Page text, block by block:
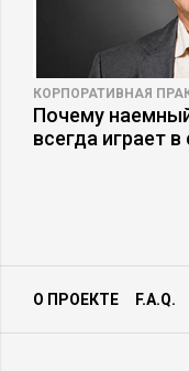
КОРПОРАТИВНАЯ
Почему
всегда играет
О ПРОЕКТЕ F.A.Q.